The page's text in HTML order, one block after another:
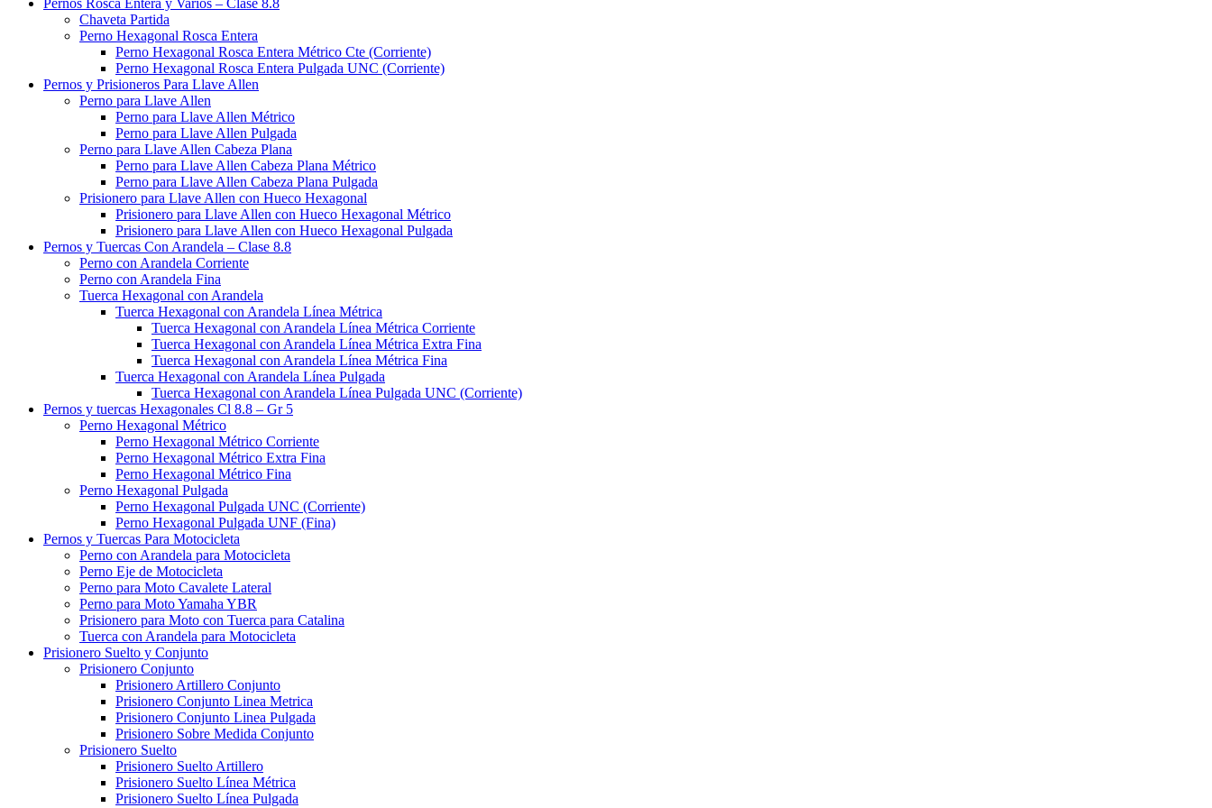
Pernos Rosca Entera y Varios – Clase 8.8
Chaveta Partida
Perno Hexagonal Rosca Entera
Perno Hexagonal Rosca Entera Métrico Cte (Corriente)
Perno Hexagonal Rosca Entera Pulgada UNC (Corriente)
Pernos y Prisioneros Para Llave Allen
Perno para Llave Allen
Perno para Llave Allen Métrico
Perno para Llave Allen Pulgada
Perno para Llave Allen Cabeza Plana
Perno para Llave Allen Cabeza Plana Métrico
Perno para Llave Allen Cabeza Plana Pulgada
Prisionero para Llave Allen con Hueco Hexagonal
Prisionero para Llave Allen con Hueco Hexagonal Métrico
Prisionero para Llave Allen con Hueco Hexagonal Pulgada
Pernos y Tuercas Con Arandela – Clase 8.8
Perno con Arandela Corriente
Perno con Arandela Fina
Tuerca Hexagonal con Arandela
Tuerca Hexagonal con Arandela Línea Métrica
Tuerca Hexagonal con Arandela Línea Métrica Corriente
Tuerca Hexagonal con Arandela Línea Métrica Extra Fina
Tuerca Hexagonal con Arandela Línea Métrica Fina
Tuerca Hexagonal con Arandela Línea Pulgada
Tuerca Hexagonal con Arandela Línea Pulgada UNC (Corriente)
Pernos y tuercas Hexagonales Cl 8.8 – Gr 5
Perno Hexagonal Métrico
Perno Hexagonal Métrico Corriente
Perno Hexagonal Métrico Extra Fina
Perno Hexagonal Métrico Fina
Perno Hexagonal Pulgada
Perno Hexagonal Pulgada UNC (Corriente)
Perno Hexagonal Pulgada UNF (Fina)
Pernos y Tuercas Para Motocicleta
Perno con Arandela para Motocicleta
Perno Eje de Motocicleta
Perno para Moto Cavalete Lateral
Perno para Moto Yamaha YBR
Prisionero para Moto con Tuerca para Catalina
Tuerca con Arandela para Motocicleta
Prisionero Suelto y Conjunto
Prisionero Conjunto
Prisionero Artillero Conjunto
Prisionero Conjunto Linea Metrica
Prisionero Conjunto Linea Pulgada
Prisionero Sobre Medida Conjunto
Prisionero Suelto
Prisionero Suelto Artillero
Prisionero Suelto Línea Métrica
Prisionero Suelto Línea Pulgada